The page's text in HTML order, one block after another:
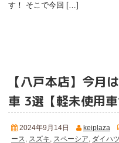
す！ そこで今回 […]
【八戸本店】今月
車 3選 【軽未使用
2024年9月14日 keiplaza
ース
スズキ スペーシア ダイハツ